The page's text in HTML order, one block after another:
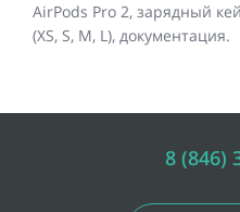
AirPods Pro 2, зарядный
(XS, S, M, L), документация.
8 (846)